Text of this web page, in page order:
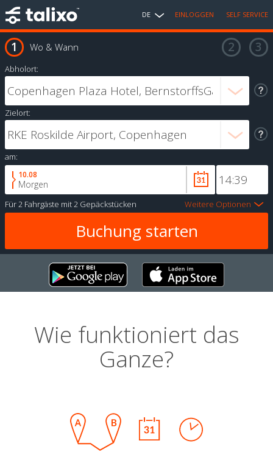
DE EINLOGGEN SELF SERVICE
Wo & Wann
Abholort:
Zielort:
am:
10.08
Morgen
Für2 Fahrgäste mit2 Gepäckstücken Weitere Optionen
Wie funktioniert das
Ganze?